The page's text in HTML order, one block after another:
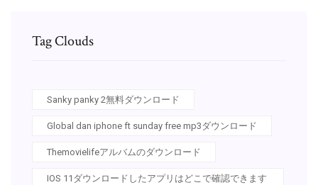
Tag Clouds
Sanky panky 2無料ダウンロード
Global dan iphone ft sunday free mp3ダウンロード
Themovielifeアルバムのダウンロード
IOS 11ダウンロードしたアプリはどこで確認できます